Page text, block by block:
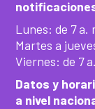
Lunes: de 7 a.
Martes a
Viernes: de 7
Datos y
a nivel